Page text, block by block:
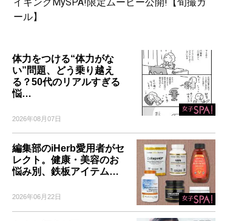
ール】
体力をつける“体力がな
い”問題、どう乗り越え
る？50代のリアルすぎる
悩…
2026年08月07日
編集部のiHerb愛用者がセ
レクト。健康・美容のお
悩み別、鉄板アイテム…
2026年06月22日